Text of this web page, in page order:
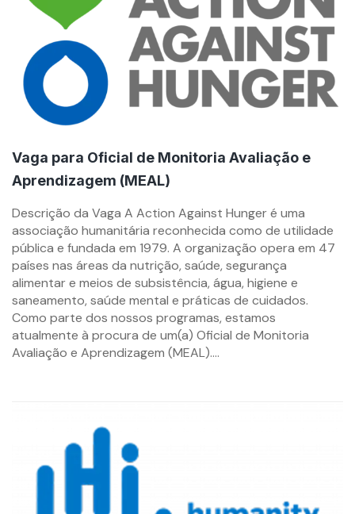
Vaga para Oficial de Monitoria Avaliação e
Aprendizagem (MEAL)
By
mzemprego.com
Descrição da Vaga A Action Against Hunger é uma
associação humanitária reconhecida como de utilidade
pública e fundada em 1979. A organização opera em 47
países nas áreas da nutrição, saúde, segurança
alimentar e meios de subsistência, água, higiene e
saneamento, saúde mental e práticas de cuidados.
Como parte dos nossos programas, estamos
atualmente à procura de um(a) Oficial de Monitoria
Avaliação e Aprendizagem (MEAL)....